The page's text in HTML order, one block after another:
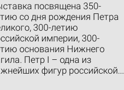
посвящена 350-
со дня рождения Петра
300-летию
империи, 300-
основания Нижнего
Петр I – одна из
фигур российской...